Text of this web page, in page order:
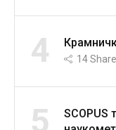
4 14
5
SCOPUS